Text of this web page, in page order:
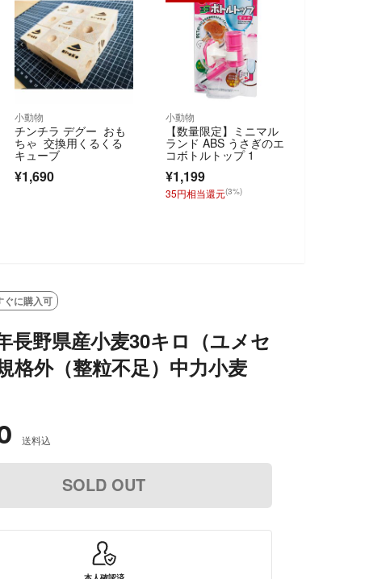
小動物
チンチラ デグー おも
ちゃ 交換用くるくる
キューブ
¥1,690
小動物
【数量限定】ミニマル
ランド ABS うさぎのエ
コボトルトップ 1
¥1,199
35円相当還元(3%)
OUT
ぐに購入可
長野県産小麦30キロ（ユメセ
格外（整粒不足）中力小麦
送料込
SOLD OUT